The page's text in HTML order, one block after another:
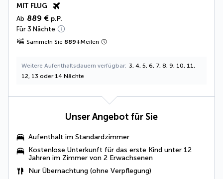
MIT FLUG
Ab 889 € p.P.
Für 3 Nächte
Sammeln Sie 889+Meilen
Weitere Aufenthaltsdauern verfügbar 3, 4, 5, 6, 7, 8, 9, 10, 11,
12, 13 oder 14 Nächte
Unser Angebot für Sie
Aufenthalt im Standardzimmer
Kostenlose Unterkunft für das erste Kind unter 12
Jahren im Zimmer von 2 Erwachsenen
Nur Übernachtung (ohne Verpflegung)